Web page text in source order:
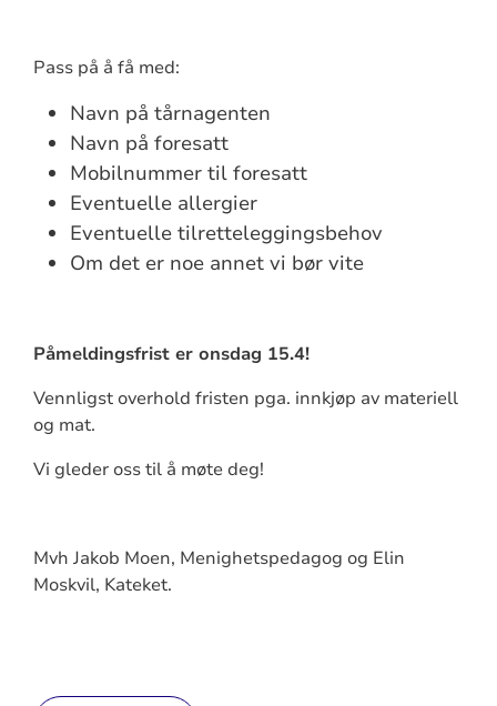
Pass på å få med:
Navn på tårnagenten
Navn på foresatt
Mobilnummer til foresatt
Eventuelle allergier
Eventuelle tilretteleggingsbehov
Om det er noe annet vi bør vite
Påmeldingsfrist er onsdag 15.4!
Vennligst overhold fristen pga. innkjøp av materiell
og mat.
Vi gleder oss til å møte deg!
Mvh Jakob Moen, Menighetspedagog og Elin
Moskvil, Kateket.